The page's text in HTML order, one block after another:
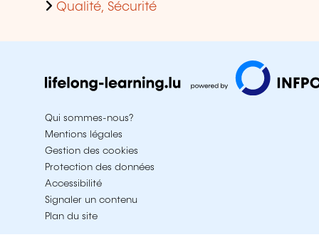
Qualité, Sécurité
Qui sommes-nous?
Mentions légales
Gestion des cookies
Protection des données
Accessibilité
Signaler un contenu
Plan du site